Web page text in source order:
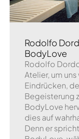
Rodolfo
BodyLove
Rodolfo
Atelier, um
Eindrücken,
Begeisterung
BodyLove
dies auf
Denn er